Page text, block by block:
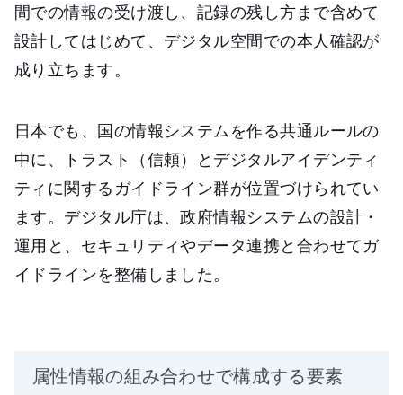
間での情報の受け渡し、記録の残し方まで含めて
設計してはじめて、デジタル空間での本人確認が
成り立ちます。
日本でも、国の情報システムを作る共通ルールの
中に、トラスト（信頼）とデジタルアイデンティ
ティに関するガイドライン群が位置づけられてい
ます。デジタル庁は、政府情報システムの設計・
運用と、セキュリティやデータ連携と合わせてガ
イドラインを整備しました。
属性情報の組み合わせで構成する要素